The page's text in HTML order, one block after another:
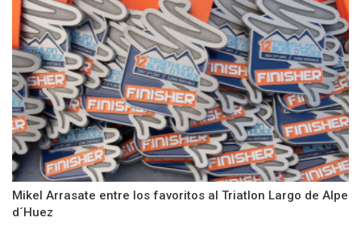
Mikel Arrasate entre los favoritos al Triatlon Largo de Alpe
d´Huez